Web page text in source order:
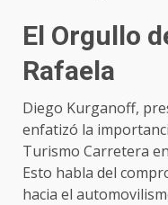
El Orgullo
Rafaela
Diego Kurganoff,
enfatizó la
Turismo Carretera
Esto habla del
hacia el